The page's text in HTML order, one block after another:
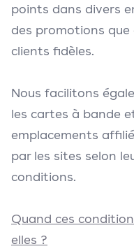
points dans divers
des promotions
clients fidèles.
Nous facilitons
les cartes à bande
emplacements
par les sites selon
conditions.
Quand ces
elles ?